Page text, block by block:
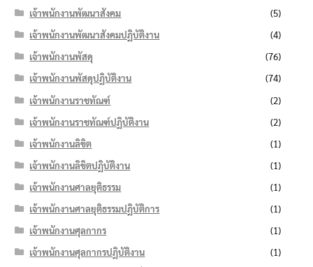
เจ้าพนักงานพัฒนาสังคม
(5)
เจ้าพนักงานพัฒนาสังคมปฏิบัติงาน
(4)
เจ้าพนักงานพัสดุ
(76)
เจ้าพนักงานพัสดุปฏิบัติงาน
(74)
เจ้าพนักงานราชทัณฑ์
(2)
เจ้าพนักงานราชทัณฑ์ปฏิบัติงาน
(2)
เจ้าพนักงานลิขิต
(1)
เจ้าพนักงานลิขิตปฏิบัติงาน
(1)
เจ้าพนักงานศาลยุติธรรม
(1)
เจ้าพนักงานศาลยุติธรรมปฏิบัติการ
(1)
เจ้าพนักงานศุลกากร
(1)
เจ้าพนักงานศุลกากรปฏิบัติงาน
(1)